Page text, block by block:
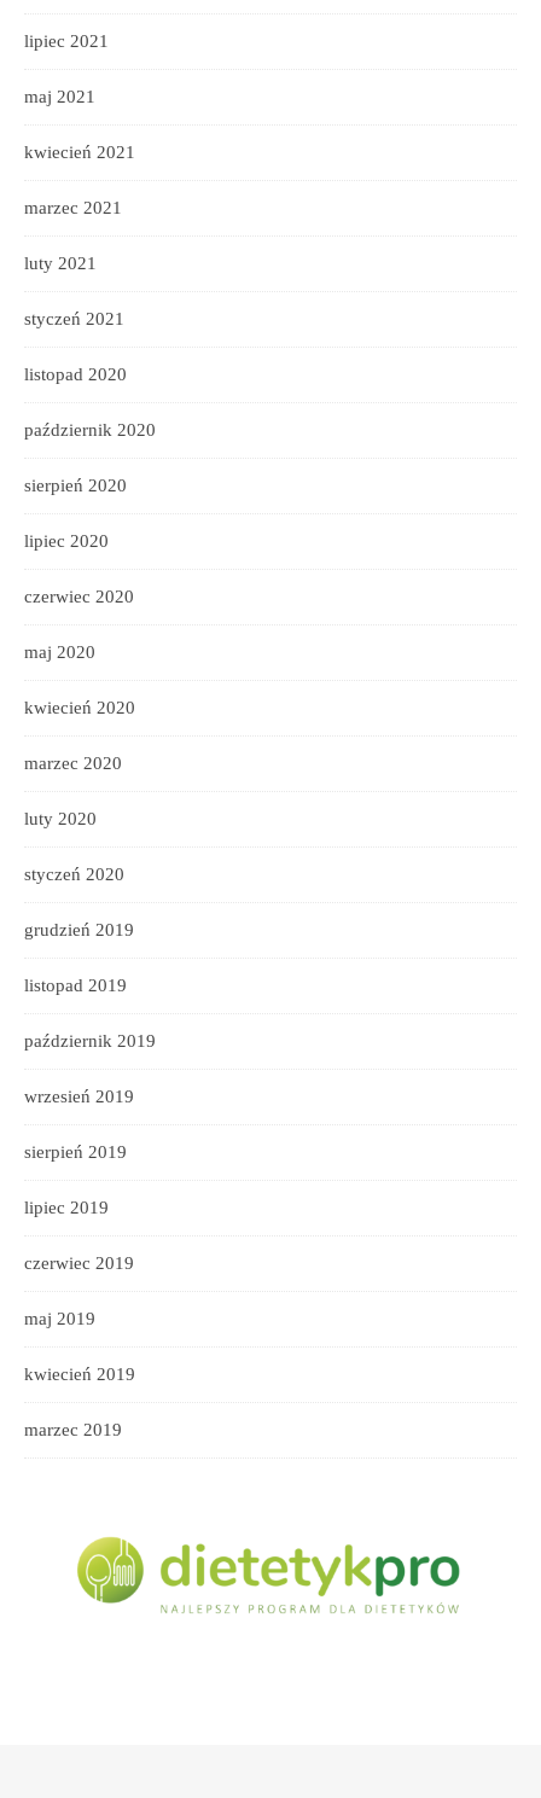
lipiec 2021
maj 2021
kwiecień 2021
marzec 2021
luty 2021
styczeń 2021
listopad 2020
październik 2020
sierpień 2020
lipiec 2020
czerwiec 2020
maj 2020
kwiecień 2020
marzec 2020
luty 2020
styczeń 2020
grudzień 2019
listopad 2019
październik 2019
wrzesień 2019
sierpień 2019
lipiec 2019
czerwiec 2019
maj 2019
kwiecień 2019
marzec 2019